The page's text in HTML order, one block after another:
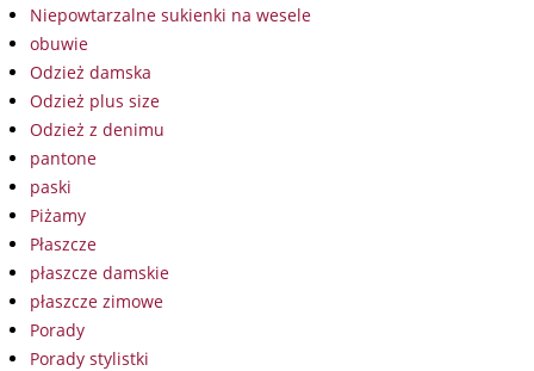
Niepowtarzalne sukienki na wesele
obuwie
Odzież damska
Odzież plus size
Odzież z denimu
pantone
paski
Piżamy
Płaszcze
płaszcze damskie
płaszcze zimowe
Porady
Porady stylistki